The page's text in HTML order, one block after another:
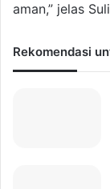
aman,” jelas
Rekomendasi